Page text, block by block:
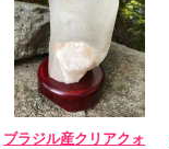
ブラジル産クリアクォ